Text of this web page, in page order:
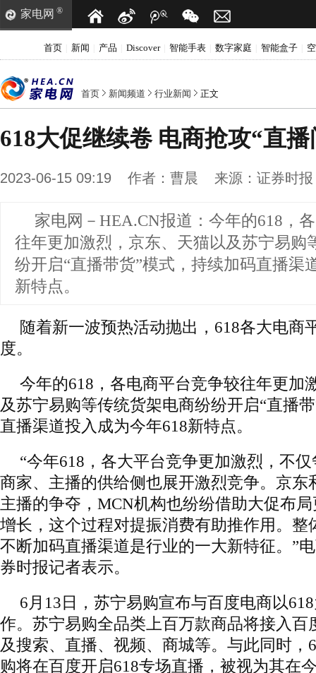
家电网 ®
首页 新闻 产品 Discover 智能手表 数字家庭 智能盒子
首页 新闻频道 行业新闻 正文
618大促继续卷 电商抢攻“直播
2023-06-15 09:19 作者： 曹晨 来源： 证券时报
家电网－HEA.CN报道： 今年的618，
往年更加激烈，京东、天猫以及苏宁易购
纷开启“直播带货”模式，持续加码直播渠
新特点。
随着新一波预热活动抛出，618各大电商
度。
今年的618，各电商平台竞争较往年更加
及苏宁易购等传统货架电商纷纷开启“直播
直播渠道投入成为今年618新特点。
“今年618，各大平台竞争更加激烈，不
商家、主播的供给侧也展开激烈竞争。京东
主播的争夺，MCN机构也纷纷借助大促布
增长，这个过程对提振消费有助推作用。整
不断加码直播渠道是行业的一大新特征。”
券时报记者表示。
6月13日，苏宁易购宣布与百度电商以
作。苏宁易购全品类上百万款商品将接入百
及搜索、直播、视频、商城等。与此同时，
购将在百度开启618专场直播，被视为其在